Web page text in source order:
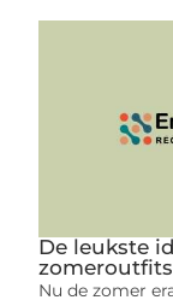
De leukste
Nu de zomer